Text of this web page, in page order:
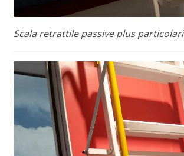
Scala retrattile passive plus particolari